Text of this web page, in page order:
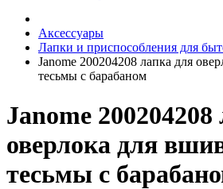
Аксессуары
Лапки и приспособления для
Janome 200204208 лапка для
тесьмы с барабаном
Janome
оверлока для
тесьмы с